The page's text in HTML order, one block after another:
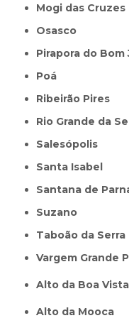
Mogi das Cruzes
Osasco
Pirapora do Bom
Poá
Ribeirão Pires
Rio Grande da
Salesópolis
Santa Isabel
Santana de
Suzano
Taboão da Serra
Vargem Grande
Alto da Boa Vista
Alto da Mooca